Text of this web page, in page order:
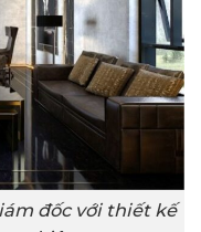
đốc với thiết kế